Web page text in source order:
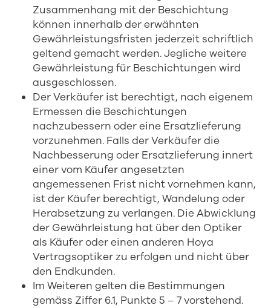
Zusammenhang mit der Beschichtung
können innerhalb der erwähnten
Gewährleistungsfristen jederzeit schriftlich
geltend gemacht werden. Jegliche weitere
Gewährleistung für Beschichtungen wird
ausgeschlossen.
Der Verkäufer ist berechtigt, nach eigenem
Ermessen die Beschichtungen
nachzubessern oder eine Ersatzlieferung
vorzunehmen. Falls der Verkäufer die
Nachbesserung oder Ersatzlieferung innert
einer vom Käufer angesetzten
angemessenen Frist nicht vornehmen kann,
ist der Käufer berechtigt, Wandelung oder
Herabsetzung zu verlangen. Die Abwicklung
der Gewährleistung hat über den Optiker
als Käufer oder einen anderen Hoya
Vertragsoptiker zu erfolgen und nicht über
den Endkunden.
Im Weiteren gelten die Bestimmungen
gemäss Ziffer 6.1, Punkte 5 – 7 vorstehend.